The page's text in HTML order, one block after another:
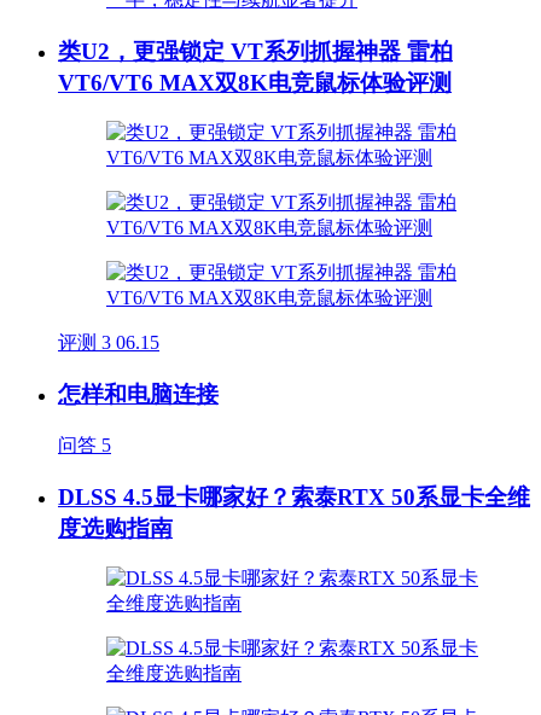
类U2，更强锁定 VT系列抓握神器 雷柏
VT6/VT6 MAX双8K电竞鼠标体验评测
评测 3 06.15
怎样和电脑连接
问答 5
DLSS 4.5显卡哪家好？索泰RTX 50系显卡全维
度选购指南